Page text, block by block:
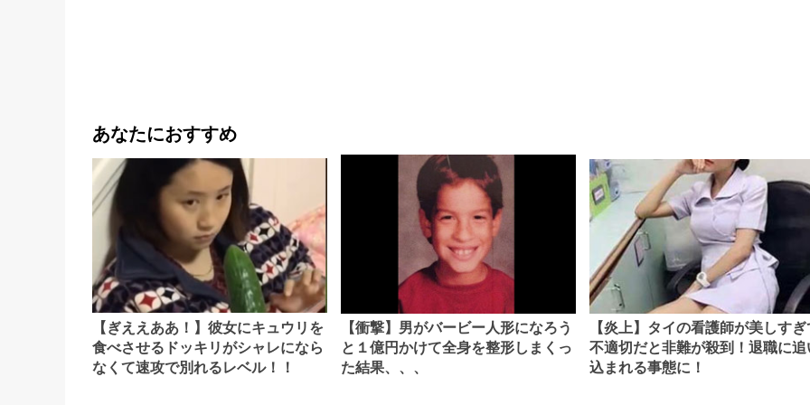
あなたにおすすめ
【ぎええああ！】彼女にキュウリを
食べさせるドッキリがシャレになら
なくて速攻で別れるレベル！！
【衝撃】男がバービー人形になろう
と１億円かけて全身を整形しまくっ
た結果、、、
【炎上】タイの看護師が美しすぎ
不適切だと非難が殺到！退職に追
込まれる事態に！